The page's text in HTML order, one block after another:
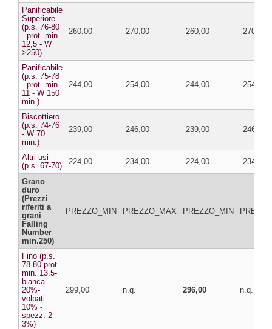
Panificabile
Superiore
(p.s. 76-80
- prot. min.
12,5 - W
>250)
260,00 270,00 260,00 270,00
Panificabile
(p.s. 75-78
- prot. min.
11 - W 150
min.)
244,00 254,00 244,00 254,00
Biscottiero
(p.s. 74-76
- W 70
min.)
239,00 246,00 239,00 246,00
Altri usi
(p.s. 67-70)
224,00 234,00 224,00 234,00
Grano
duro
(Prezzi
riferiti a
grani
Falling
Number
min.250)
PREZZO_MIN PREZZO_MAX PREZZO_MIN
Fino (p.s.
78-80-prot.
min. 13.5-
bianca
20%-
volpati
10% -
spezz. 2-
3%)
299,00 n.q. 296,00 n.q.